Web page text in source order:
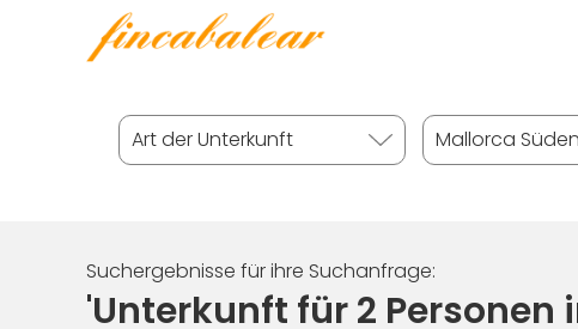
Suchergebnisse für ihre Suchanfrage:
'Unterkunft für 2 Personen